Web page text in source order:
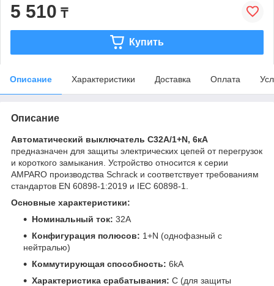
5 510 ₸
Купить
Описание Характеристики Доставка Оплата
Описание
Автоматический выключатель C32А/1+N, 6кА
предназначен для защиты электрических цепей от перегрузок
и короткого замыкания. Устройство относится к серии
AMPARO производства Schrack и соответствует требованиям
стандартов EN 60898-1:2019 и IEC 60898-1.
Основные характеристики:
Номинальный ток: 32A
Конфигурация полюсов: 1+N (однофазный с
нейтралью)
Коммутирующая способность: 6kA
Характеристика срабатывания: C (для защиты